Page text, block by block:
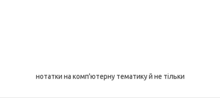
нотатки на комп'ютерну тематику й не тільки